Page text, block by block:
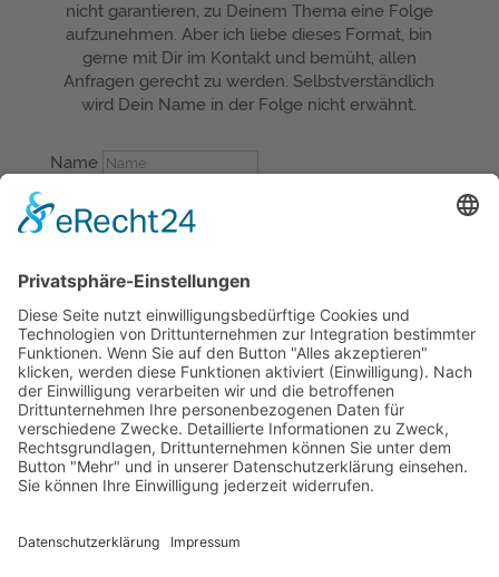
nicht garantieren, zu Deinem Thema eine Folge
aufzunehmen. Aber ich liebe dieses Format, bin
gerne mit Dir im Kontakt und bemüht, allen
Anfragen gerecht zu werden. Selbstverständlich
wird Dein Name in der Folge nicht erwähnt.
Name
E-Mail
Deine Frage
Datenschutz Datenschutz
Ich bin damit
einverstanden, dass meine Daten unter
Berücksichtigung der geltenden
Datenschutzerklärung gespeichert werden.
Datenschutzerklärung
14 + 10=
SENDEN